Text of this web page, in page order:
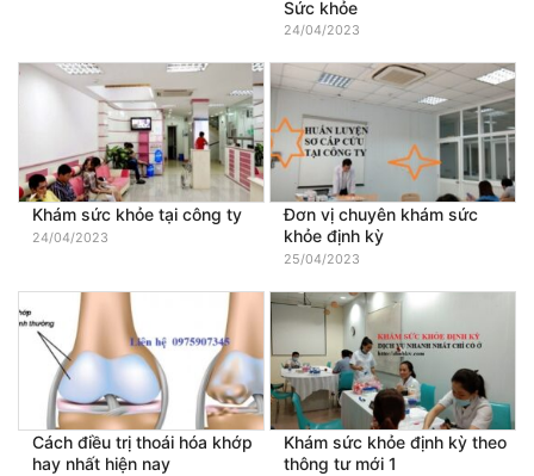
Sức khỏe
24/04/2023
Khám sức khỏe tại công ty
24/04/2023
Đơn vị chuyên khám sức
khỏe định kỳ
25/04/2023
Cách điều trị thoái hóa khớp
hay nhất hiện nay
Khám sức khỏe định kỳ theo
thông tư mới 1